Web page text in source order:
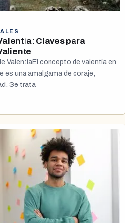
Claves para
ValentíaEl concepto de valentía en
es una amalgama de coraje,
Se trata